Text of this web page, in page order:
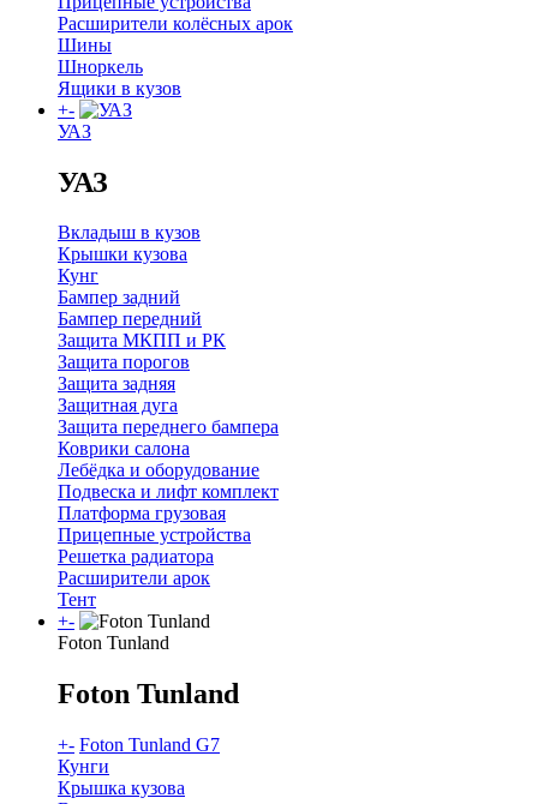
Расширители колёсных арок
Шины
Шноркель
Ящики в кузов
+-
УАЗ
УАЗ
Вкладыш в кузов
Крышки кузова
Кунг
Бампер задний
Бампер передний
Защита МКПП и РК
Защита порогов
Защита задняя
Защитная дуга
Защита переднего бампера
Коврики салона
Лебёдка и оборудование
Подвеска и лифт комплект
Платформа грузовая
Прицепные устройства
Решетка радиатора
Расширители арок
Тент
+-
Foton Tunland
Foton Tunland
+- Foton Tunland G7
Кунги
Крышка кузова